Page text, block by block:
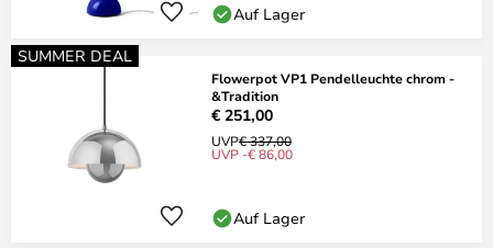
Auf Lager
SUMMER DEAL
Flowerpot VP1 Pendelleuchte chrom -
&Tradition
€ 251,00
UVP€ 337,00
UVP -€ 86,00
Auf Lager